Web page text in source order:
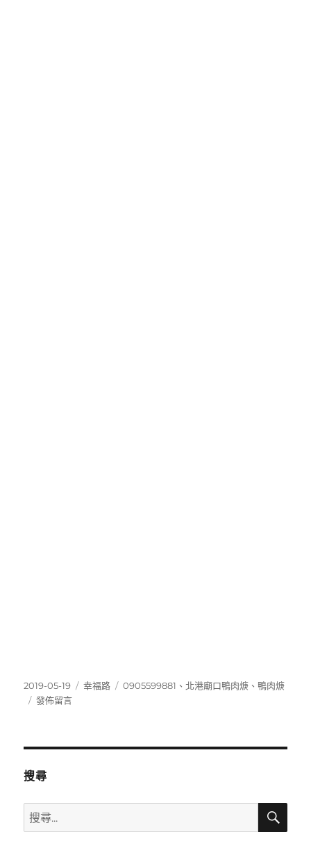
發
佈
2019-05-19
分
幸福路
標
0905599881 、北港廟口鴨肉焿 、 鴨肉焿
在
發佈留言
搜尋
搜
尋
搜